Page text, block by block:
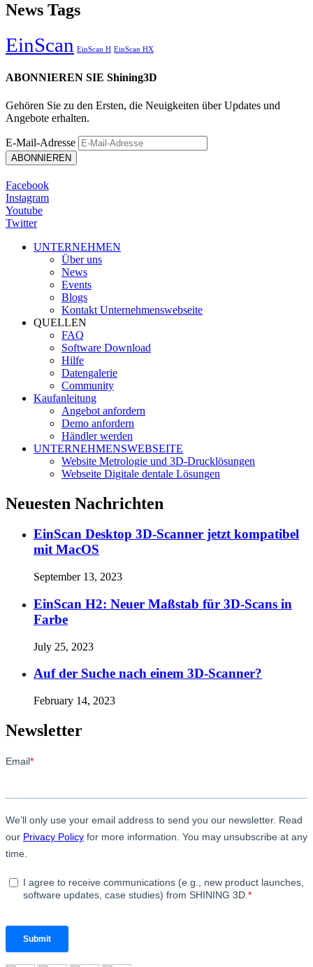
News Tags
EinScan EinScan H EinScan HX
ABONNIEREN SIE Shining3D
Gehören Sie zu den Ersten, die Neuigkeiten über Updates und
Angebote erhalten.
E-Mail-Adresse
Facebook
Instagram
Youtube
Twitter
UNTERNEHMEN
Über uns
News
Events
Blogs
Kontakt Unternehmenswebseite
QUELLEN
FAQ
Software Download
Hilfe
Datengalerie
Community
Kaufanleitung
Angebot anfordern
Demo anfordern
Händler werden
UNTERNEHMENSWEBSEITE
Website Metrologie und 3D-Drucklösungen
Webseite Digitale dentale Lösungen
Neuesten Nachrichten
EinScan Desktop 3D-Scanner jetzt kompatibel
mit MacOS
September 13, 2023
EinScan H2: Neuer Maßstab für 3D-Scans in
Farbe
July 25, 2023
Auf der Suche nach einem 3D-Scanner?
February 14, 2023
Newsletter